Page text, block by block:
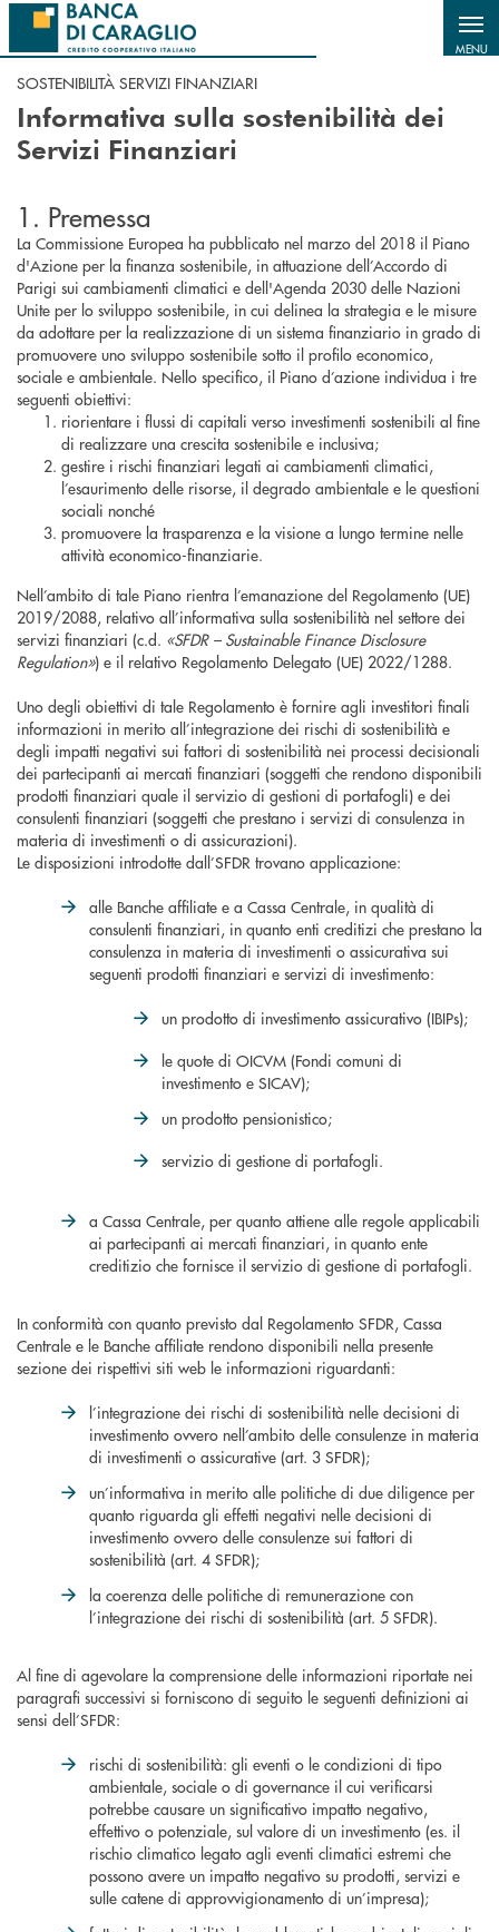
Salta al contenuto principale
MENU
SOSTENIBILITÀ SERVIZI FINANZIARI
Informativa sulla sostenibilità dei
Servizi Finanziari
1. Premessa
La Commissione Europea ha pubblicato nel marzo del 2018 il Piano
d'Azione per la finanza sostenibile, in attuazione dell’Accordo di
Parigi sui cambiamenti climatici e dell'Agenda 2030 delle Nazioni
Unite per lo sviluppo sostenibile, in cui delinea la strategia e le misure
da adottare per la realizzazione di un sistema finanziario in grado di
promuovere uno sviluppo sostenibile sotto il profilo economico,
sociale e ambientale. Nello specifico, il Piano d’azione individua i tre
seguenti obiettivi:
riorientare i flussi di capitali verso investimenti sostenibili al fine
di realizzare una crescita sostenibile e inclusiva;
gestire i rischi finanziari legati ai cambiamenti climatici,
l’esaurimento delle risorse, il degrado ambientale e le questioni
sociali nonché
promuovere la trasparenza e la visione a lungo termine nelle
attività economico-finanziarie.
Nell’ambito di tale Piano rientra l’emanazione del Regolamento (UE)
2019/2088, relativo all’informativa sulla sostenibilità nel settore dei
servizi finanziari (c.d. «SFDR – Sustainable Finance Disclosure
Regulation») e il relativo Regolamento Delegato (UE) 2022/1288.
Uno degli obiettivi di tale Regolamento è fornire agli investitori finali
informazioni in merito all’integrazione dei rischi di sostenibilità e
degli impatti negativi sui fattori di sostenibilità nei processi decisionali
dei partecipanti ai mercati finanziari (soggetti che rendono disponibili
prodotti finanziari quale il servizio di gestioni di portafogli) e dei
consulenti finanziari (soggetti che prestano i servizi di consulenza in
materia di investimenti o di assicurazioni).
Le disposizioni introdotte dall’SFDR trovano applicazione:
alle Banche affiliate e a Cassa Centrale, in qualità di
consulenti finanziari, in quanto enti creditizi che prestano la
consulenza in materia di investimenti o assicurativa sui
seguenti prodotti finanziari e servizi di investimento:
un prodotto di investimento assicurativo (IBIPs);
le quote di OICVM (Fondi comuni di
investimento e SICAV);
un prodotto pensionistico;
servizio di gestione di portafogli.
a Cassa Centrale, per quanto attiene alle regole applicabili
ai partecipanti ai mercati finanziari, in quanto ente
creditizio che fornisce il servizio di gestione di portafogli.
In conformità con quanto previsto dal Regolamento SFDR, Cassa
Centrale e le Banche affiliate rendono disponibili nella presente
sezione dei rispettivi siti web le informazioni riguardanti:
l’integrazione dei rischi di sostenibilità nelle decisioni di
investimento ovvero nell’ambito delle consulenze in materia
di investimenti o assicurative (art. 3 SFDR);
un’informativa in merito alle politiche di due diligence per
quanto riguarda gli effetti negativi nelle decisioni di
investimento ovvero delle consulenze sui fattori di
sostenibilità (art. 4 SFDR);
la coerenza delle politiche di remunerazione con
l’integrazione dei rischi di sostenibilità (art. 5 SFDR).
Al fine di agevolare la comprensione delle informazioni riportate nei
paragrafi successivi si forniscono di seguito le seguenti definizioni ai
sensi dell’SFDR:
rischi di sostenibilità: gli eventi o le condizioni di tipo
ambientale, sociale o di governance il cui verificarsi
potrebbe causare un significativo impatto negativo,
effettivo o potenziale, sul valore di un investimento (es. il
rischio climatico legato agli eventi climatici estremi che
possono avere un impatto negativo su prodotti, servizi e
sulle catene di approvvigionamento di un’impresa);